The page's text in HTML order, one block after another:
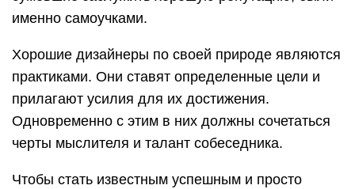
именно самоучками.
Хорошие дизайнеры по своей природе являются
практиками. Они ставят определенные цели и
прилагают усилия для их достижения.
Одновременно с этим в них должны сочетаться
черты мыслителя и талант собеседника.
Чтобы стать известным успешным и просто